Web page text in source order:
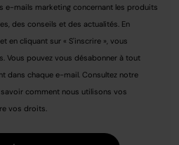
e-mails marketing concernant les produits
des conseils et des actualités. En
en cliquant sur « S'inscrire », vous
Vous pouvez vous désabonner à tout
dans chaque e-mail. Consultez notre
comment nous utilisons vos
vos droits.